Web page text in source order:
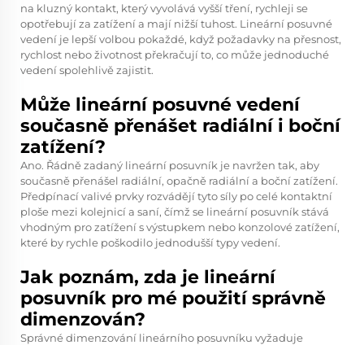
na kluzný kontakt, který vyvolává vyšší tření, rychleji se
opotřebují za zatížení a mají nižší tuhost. Lineární posuvné
vedení je lepší volbou pokaždé, když požadavky na přesnost,
rychlost nebo životnost překračují to, co může jednoduché
vedení spolehlivě zajistit.
Může lineární posuvné vedení
současně přenášet radiální i boční
zatížení?
Ano. Řádně zadaný lineární posuvník je navržen tak, aby
současně přenášel radiální, opačně radiální a boční zatížení.
Předpínací valivé prvky rozvádějí tyto síly po celé kontaktní
ploše mezi kolejnicí a saní, čímž se lineární posuvník stává
vhodným pro zatížení s výstupkem nebo konzolové zatížení,
které by rychle poškodilo jednodušší typy vedení.
Jak poznám, zda je lineární
posuvník pro mé použití správně
dimenzován?
Správné dimenzování lineárního posuvníku vyžaduje